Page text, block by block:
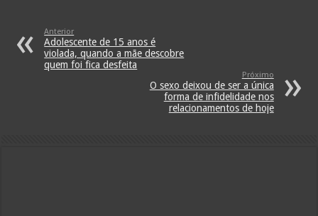
Anterior
Adolescente de 15 anos é
violada, quando a mãe descobre
quem foi fica desfeita
Próximo
O sexo deixou de ser a única
forma de infidelidade nos
relacionamentos de hoje